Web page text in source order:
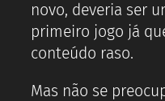
novo, deveria ser
primeiro jogo já
conteúdo raso.
Mas não se